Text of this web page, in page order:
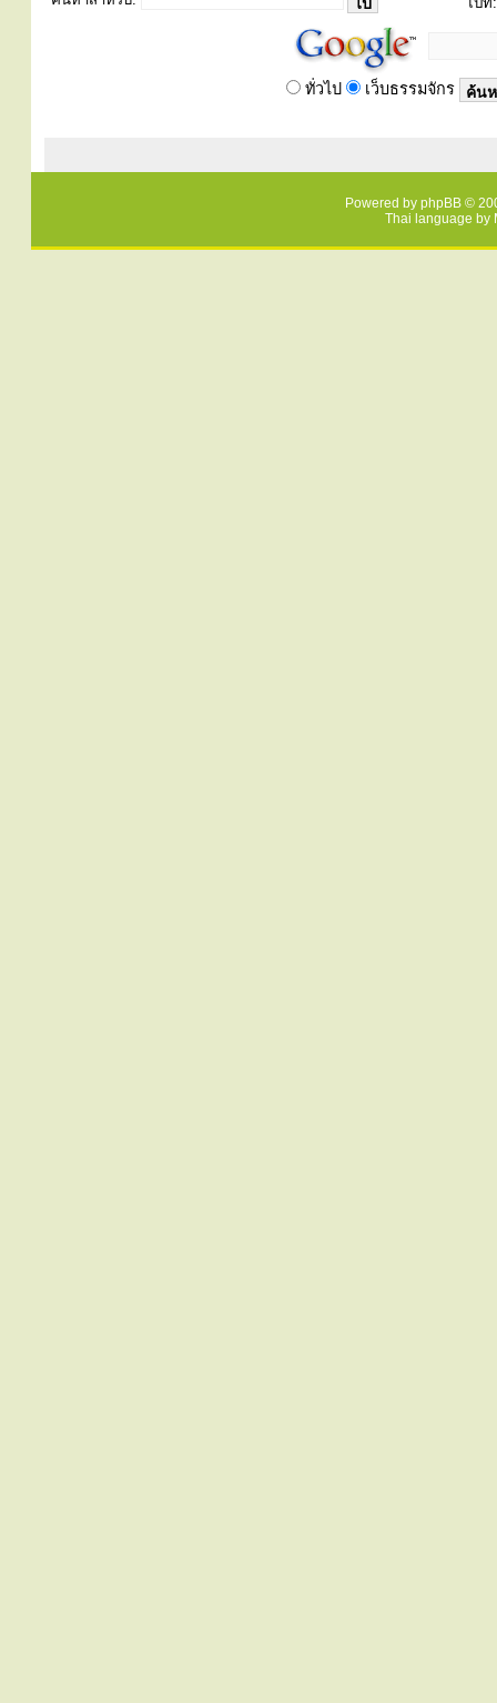
ทั่วไป เว็บธรรมจักร
Powered by phpBB ©
Thai language by